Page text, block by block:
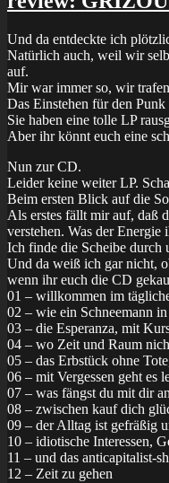
Und da entdeckte ich
Natürlich auch, weil wir
auf.
Mir war immer so, wir
Das Einstehen für den Punk
Sie haben eine tolle LP
Aber ihr könnt euch eine
Nun zur CD.
Leider keine weiter LP.
Beim ersten Blick auf die
Als erstes fällt mir auf, daß
verstehen. Was der
Ich finde die Scheibe durch
Und da weiß ich gar nicht,
wenn ihr euch die CD
01 – willkommen im
02 – wie ein Schneemann
03 – die Esperanza, mit
04 – wo Zeit und Raum
05 – das Erbstück ohne
06 – mit Vergessen geht es
07 – was fängst du mit dir
08 – zwischen kauf dich
09 – der Alltag ist gefräßig
10 – idiotische Interessen,
11 – und das anticapitalist-
12 – Zeit zu gehen